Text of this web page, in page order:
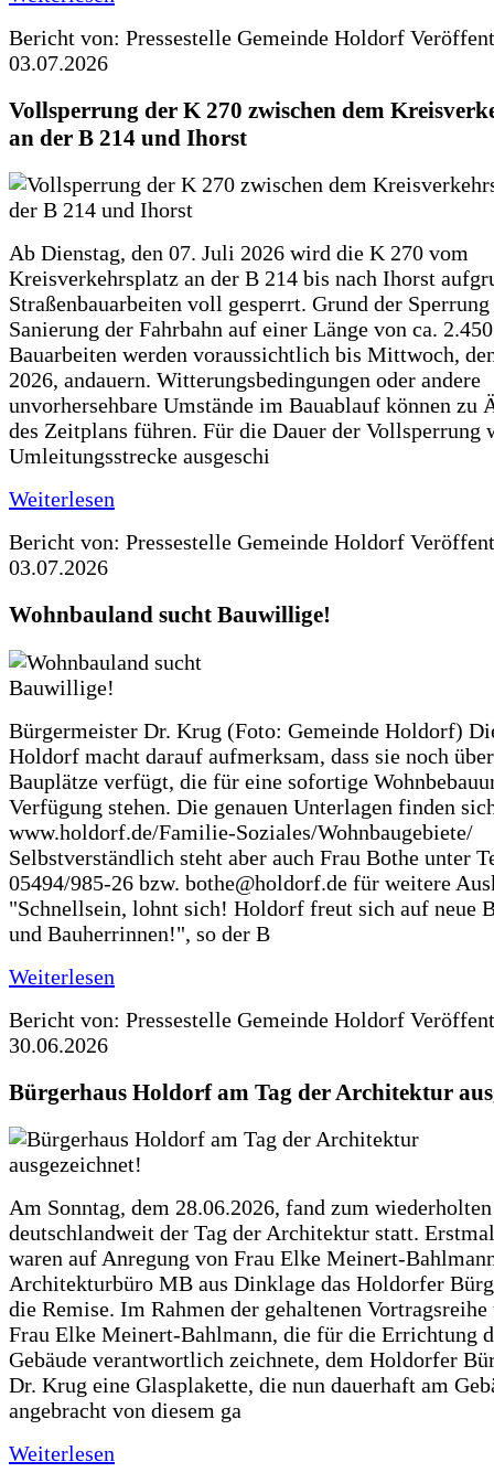
Bericht von: Pressestelle Gemeinde Holdorf
03.07.2026
Vollsperrung der K 270 zwischen dem
an der B 214 und Ihorst
Ab Dienstag, den 07. Juli 2026 wird die K 270 vom
Kreisverkehrsplatz an der B 214 bis nach Ihorst
Straßenbauarbeiten voll gesperrt. Grund der
Sanierung der Fahrbahn auf einer Länge von ca.
Bauarbeiten werden voraussichtlich bis Mittwoch,
2026, andauern. Witterungsbedingungen oder andere
unvorhersehbare Umstände im Bauablauf können zu
des Zeitplans führen. Für die Dauer der Vollsperrung
Umleitungsstrecke ausgeschi
Weiterlesen
Bericht von: Pressestelle Gemeinde Holdorf
03.07.2026
Wohnbauland sucht Bauwillige!
Bürgermeister Dr. Krug (Foto: Gemeinde Holdorf)
Holdorf macht darauf aufmerksam, dass sie noch
Bauplätze verfügt, die für eine sofortige
Verfügung stehen. Die genauen Unterlagen finden
www.holdorf.de/Familie-Soziales/Wohnbaugebiete/
Selbstverständlich steht aber auch Frau Bothe unter
05494/985-26 bzw. bothe@holdorf.de für weitere
"Schnellsein, lohnt sich! Holdorf freut sich auf neue
und Bauherrinnen!", so der B
Weiterlesen
Bericht von: Pressestelle Gemeinde Holdorf
30.06.2026
Bürgerhaus Holdorf am Tag der Architektur
Am Sonntag, dem 28.06.2026, fand zum
deutschlandweit der Tag der Architektur statt.
waren auf Anregung von Frau Elke Meinert-
Architekturbüro MB aus Dinklage das Holdorfer
die Remise. Im Rahmen der gehaltenen
Frau Elke Meinert-Bahlmann, die für die Errichtung
Gebäude verantwortlich zeichnete, dem Holdorfer
Dr. Krug eine Glasplakette, die nun dauerhaft am
angebracht von diesem ga
Weiterlesen